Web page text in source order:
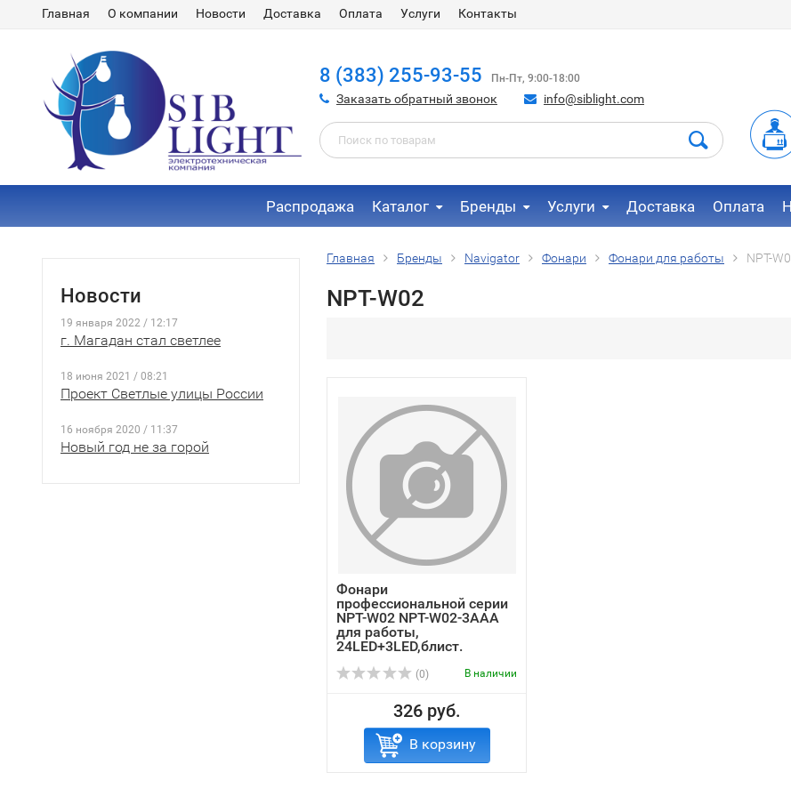
Главная О компании Новости Доставка Оплата Услуги Контакты
8 (383) 255-93-55 Пн-Пт, 9:00-18:00
Заказать обратный звонок info@siblight.com
Распродажа Каталог Бренды Услуги Доставка Оплата
Новости
19 января 2022 / 12:17
г. Магадан стал светлее
18 июня 2021 / 08:21
Проект Светлые улицы России
16 ноября 2020 / 11:37
Новый год не за горой
Главная Бренды Navigator Фонари Фонари для работы NPT-
NPT-W02
Фонари
профессиональной серии
NPT-W02 NPT-W02-3AAA
для работы,
24LED+3LED,блист.
(0) В наличии
326 руб.
В корзину